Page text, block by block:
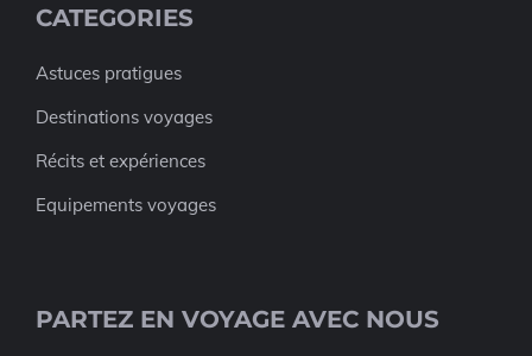
CATEGORIES
Astuces pratigues
Destinations voyages
Récits et expériences
Equipements voyages
PARTEZ EN VOYAGE AVEC NOUS